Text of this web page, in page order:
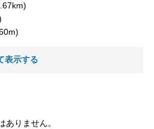
表示する
ありません。